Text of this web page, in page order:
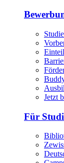
Jetzt
Für